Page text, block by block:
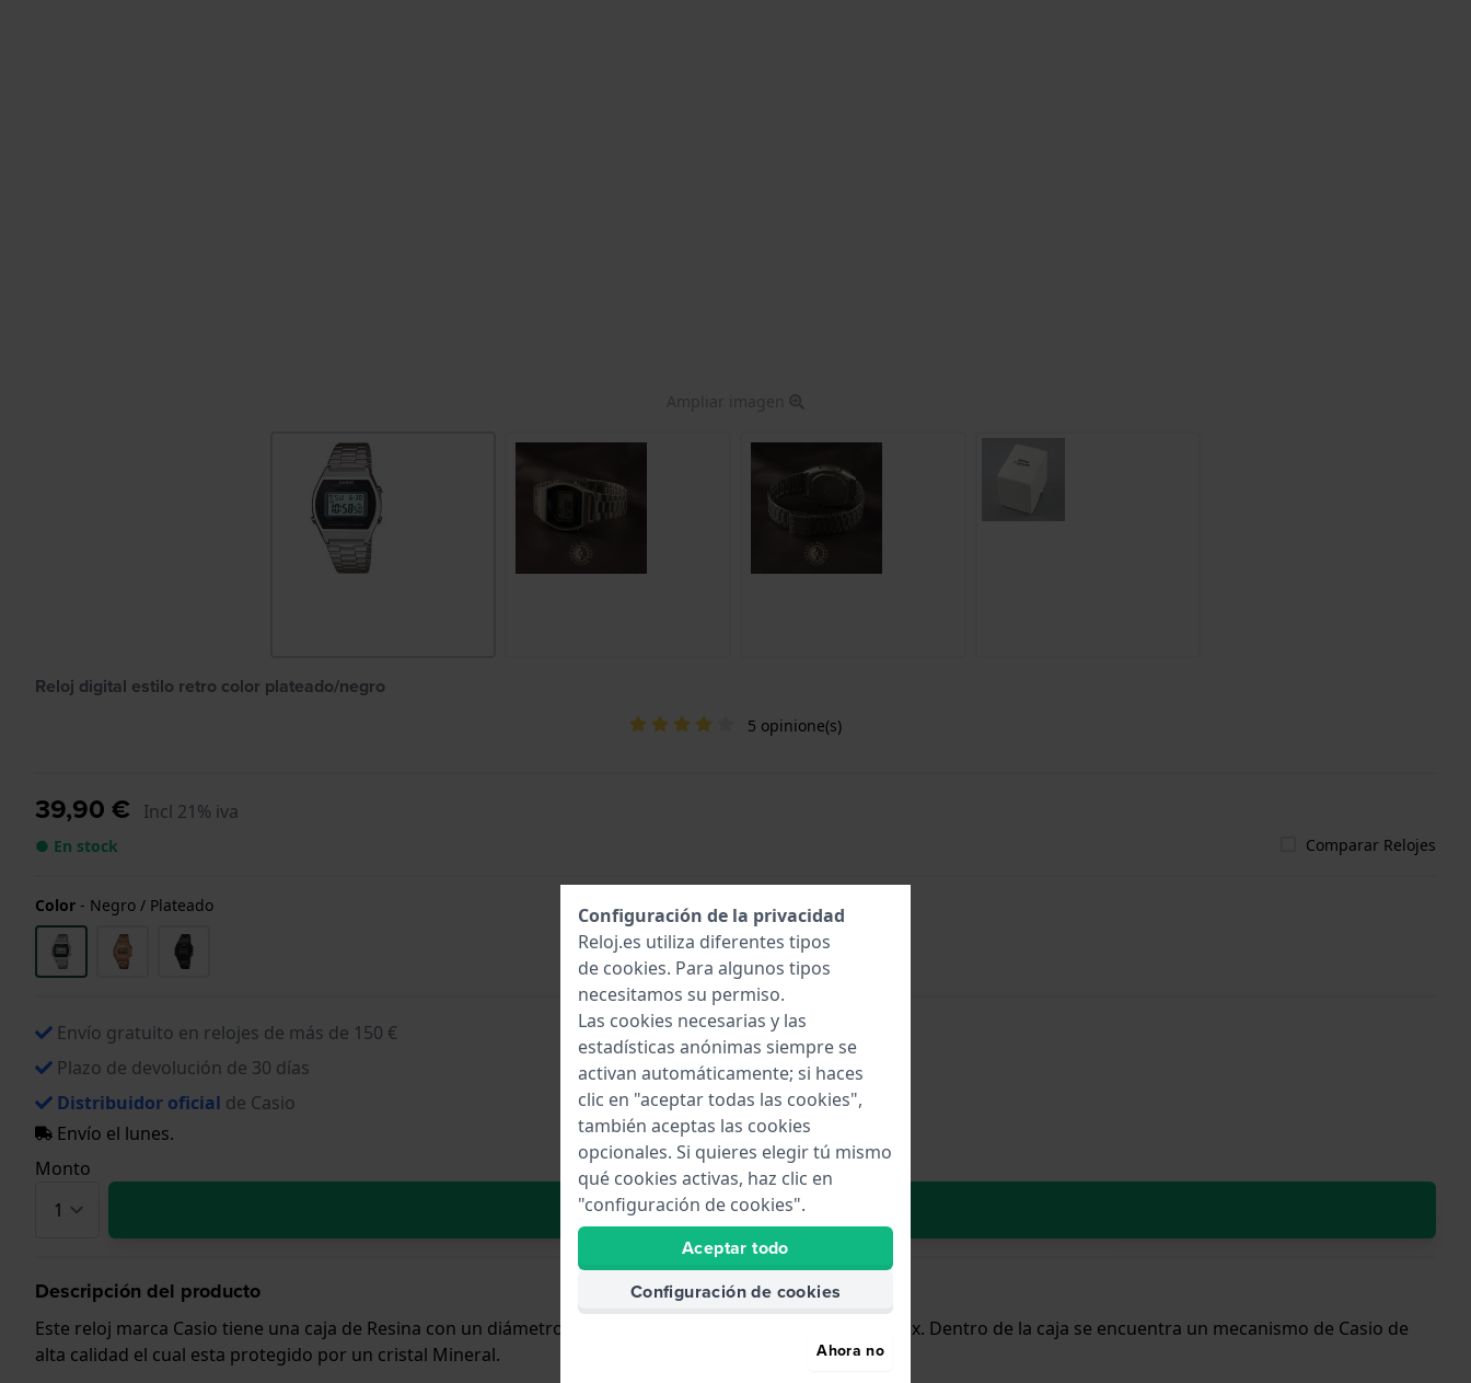
Ampliar imagen
Reloj digital estilo retro color plateado/negro
5 opinione(s)
39,90 € Incl 21% iva
● En stock Comparar Relojes
Color - Negro / Plateado
Envío gratuito en relojes de más de 150 €
Plazo de devolución de 30 días
Distribuidor oficial de Casio
Envío el lunes.
Monto
Añadir al carrito
Descripción del producto
Este reloj marca Casio tiene una caja de Resina con un diámetro de 35 mm y cuenta con una correa de Inox. Dentro de la caja se encuentra un mecanismo de Casio de
alta calidad el cual esta protegido por un cristal Mineral.
Configuración de la privacidad
Reloj.es utiliza diferentes tipos
de cookies. Para algunos tipos
necesitamos su permiso.
Las cookies necesarias y las
estadísticas anónimas siempre se
activan automáticamente; si haces
clic en "aceptar todas las cookies",
también aceptas las cookies
opcionales. Si quieres elegir tú mismo
qué cookies activas, haz clic en
"configuración de cookies".
Aceptar todo
Configuración de cookies
Ahora no